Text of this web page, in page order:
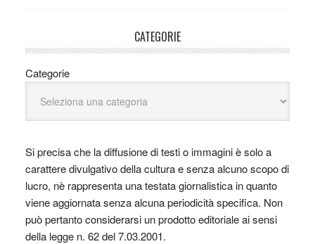
CATEGORIE
Categorie
Si precisa che la diffusione di testi o immagini è solo a
carattere divulgativo della cultura e senza alcuno scopo di
lucro, nè rappresenta una testata giornalistica in quanto
viene aggiornata senza alcuna periodicità specifica. Non
può pertanto considerarsi un prodotto editoriale ai sensi
della legge n. 62 del 7.03.2001.